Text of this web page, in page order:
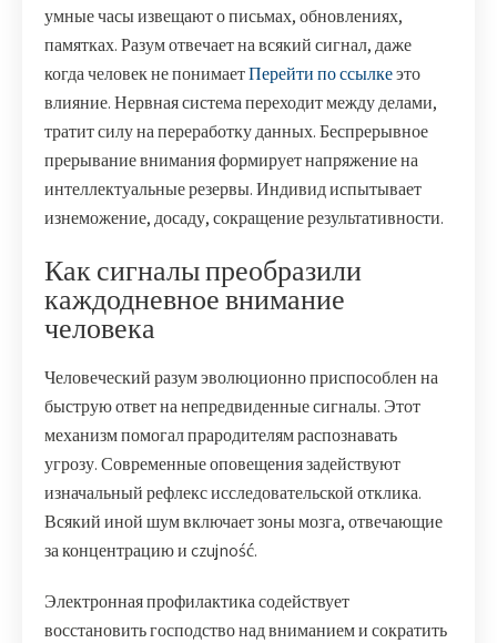
умные часы извещают о письмах, обновлениях,
памятках. Разум отвечает на всякий сигнал, даже
когда человек не понимаетПерейти по ссылкеэто
влияние. Нервная система переходит между делами,
тратит силу на переработку данных. Беспрерывное
прерывание внимания формирует напряжение на
интеллектуальные резервы. Индивид испытывает
изнеможение, досаду, сокращение результативности.
Как сигналы преобразили
каждодневное внимание
человека
Человеческий разум эволюционно приспособлен на
быструю ответ на непредвиденные сигналы. Этот
механизм помогал прародителям распознавать
угрозу. Современные оповещения задействуют
изначальный рефлекс исследовательской отклика.
Всякий иной шум включает зоны мозга, отвечающие
за концентрацию и czujność.
Электронная профилактика содействует
восстановить господство над вниманием и сократить